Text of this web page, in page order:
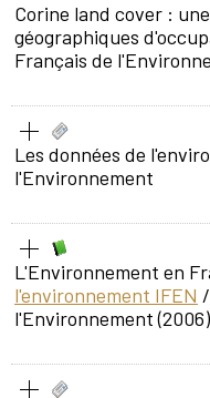
Corine land cover :
géographiques
Français de
Les données de
l'Environnement
L'Environnement en
l'environnement IFEN
l'Environnement (2006)